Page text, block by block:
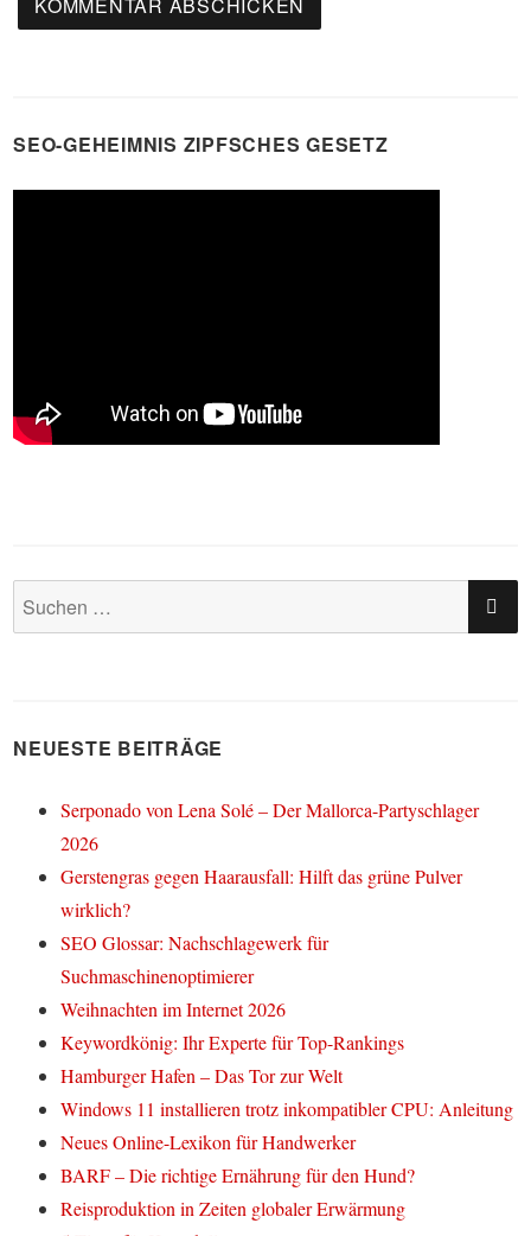
SEO-GEHEIMNIS ZIPFSCHES GESETZ
Suchen
nach:
NEUESTE BEITRÄGE
Serponado von Lena Solé – Der Mallorca-Partyschlager
2026
Gerstengras gegen Haarausfall: Hilft das grüne Pulver
wirklich?
SEO Glossar: Nachschlagewerk für
Suchmaschinenoptimierer
Weihnachten im Internet 2026
Keywordkönig: Ihr Experte für Top-Rankings
Hamburger Hafen – Das Tor zur Welt
Windows 11 installieren trotz inkompatibler CPU: Anleitung
Neues Online-Lexikon für Handwerker
BARF – Die richtige Ernährung für den Hund?
Reisproduktion in Zeiten globaler Erwärmung